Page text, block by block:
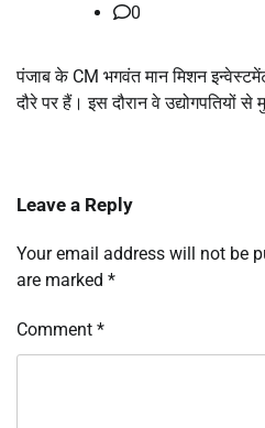
0
पंजाब के CM भगवंत मान मिशन
दौरे पर हैं। इस दौरान वे उद्योगपतियों
Leave a Reply
Your email address will not be
are marked *
Comment *